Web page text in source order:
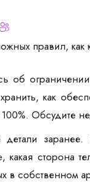
правил, как
об
как
Обсудите
детали
какая сторона
в собственном